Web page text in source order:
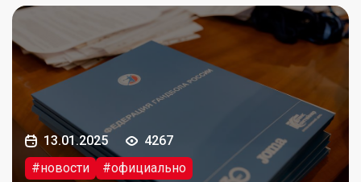
13.01.2025
4267
#новости
#официально